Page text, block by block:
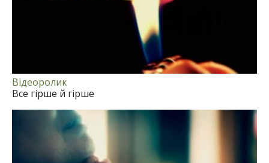
Czech
Відеоролик
Все гірше й гірше